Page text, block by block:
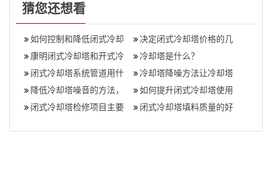
猜您还想看
如何控制和降低闭式冷却
塔的噪音问题,闭关调速系
统有哪些基
决定闭式冷却塔价格的几
个因素（为什么闭式冷却
塔价格相差这
康明闭式冷却塔和开式冷
却塔有什么区别？,闭式冷
却塔生产厂家
冷却塔是什么？
闭式冷却塔系统管道用什
么材质好,冷却塔管道材质
有哪些
冷却塔降噪方法让冷却塔
“安静”？,静凉冷却塔
降低冷却塔噪音的方法，
如何让冷却塔“安静”,冷却
如何提升闭式冷却塔使用
效率(提高冷却塔效率的方
闭式冷却塔检修项目主要
闭式冷却塔填料质量的好